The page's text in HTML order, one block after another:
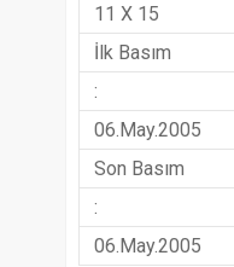
11 X 15
İlk Basım
:
06.May.2005
Son Basım
:
06.May.2005